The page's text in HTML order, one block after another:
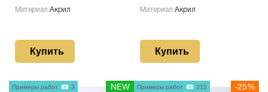
Материал:Акрил
Купить
Материал:Акрил
Купить
NEW
Примеры работ 3 -25%
Примеры работ 212